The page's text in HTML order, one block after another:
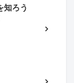
知ろう